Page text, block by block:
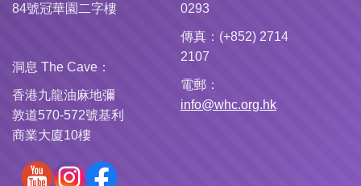
84號冠華園二字樓
洞息 The Cave：
香港九龍油麻地彌
敦道570-572號基利
商業大廈10樓
0293
傳真：(+852) 2714
2107
電郵：
info@whc.org.hk